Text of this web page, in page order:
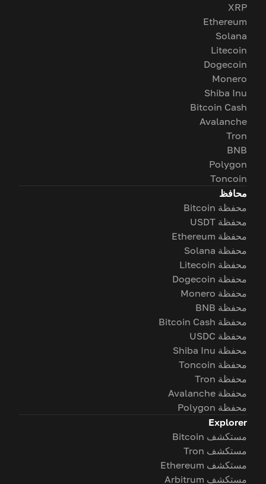
XRP
Ethereum
Solana
Litecoin
Dogecoin
Monero
Shiba Inu
Bitcoin Cash
Avalanche
Tron
BNB
Polygon
Toncoin
محافظ
محفظة Bitcoin
محفظة USDT
محفظة Ethereum
محفظة Solana
محفظة Litecoin
محفظة Dogecoin
محفظة Monero
محفظة BNB
محفظة Bitcoin Cash
محفظة USDC
محفظة Shiba Inu
محفظة Toncoin
محفظة Tron
محفظة Avalanche
محفظة Polygon
Explorer
مستكشف Bitcoin
مستكشف Tron
مستكشف Ethereum
مستكشف Arbitrum